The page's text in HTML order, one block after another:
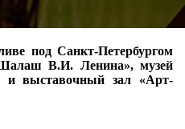
под Санкт-Петербургом
В.И. Ленина», музей
и выставочный зал «Арт-